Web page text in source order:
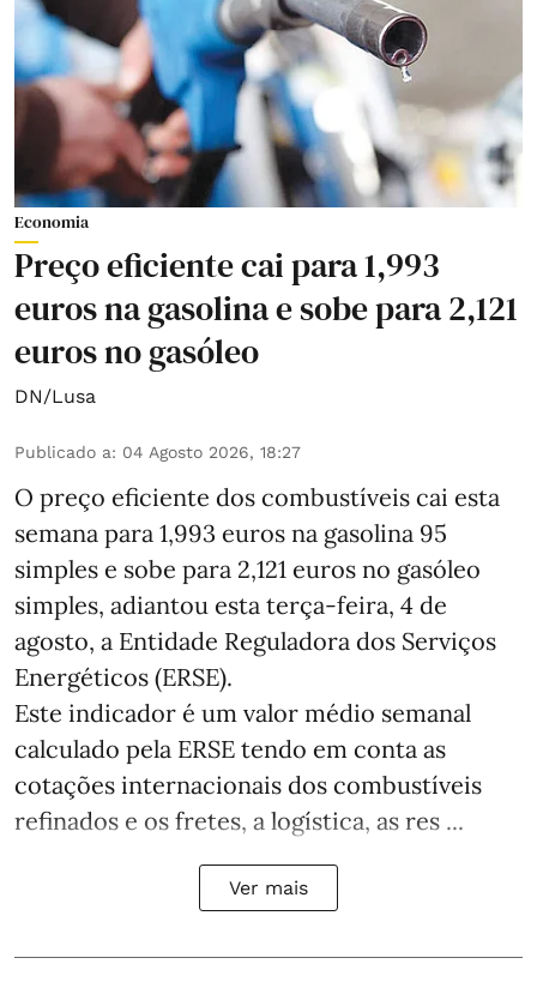
Economia
Preço eficiente cai para 1,993
euros na gasolina e sobe para 2,121
euros no gasóleo
DN/Lusa
Publicado a: 04 Agosto 2026, 18:27
O preço eficiente dos combustíveis cai esta
semana para 1,993 euros na gasolina 95
simples e sobe para 2,121 euros no gasóleo
simples, adiantou esta terça-feira, 4 de
agosto, a Entidade Reguladora dos Serviços
Energéticos (ERSE).
Este indicador é um valor médio semanal
calculado pela ERSE tendo em conta as
cotações internacionais dos combustíveis
refinados e os fretes, a logística, as res ...
Ver mais